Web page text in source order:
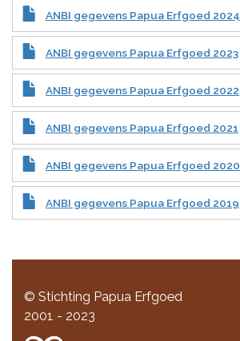
ANBI gegevens Papua Erfgoed 2024
ANBI gegevens Papua Erfgoed 2023
ANBI gegevens Papua Erfgoed 2022
ANBI gegevens Papua Erfgoed 2021
ANBI gegevens Papua Erfgoed 2020
ANBI gegevens Papua Erfgoed 2019
© Stichting Papua Erfgoed
2001 - 2023